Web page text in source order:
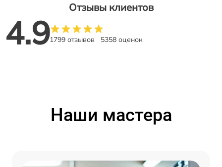
Отзывы клиентов
4.91799 отзывов 5358 оценок
Наши мастера